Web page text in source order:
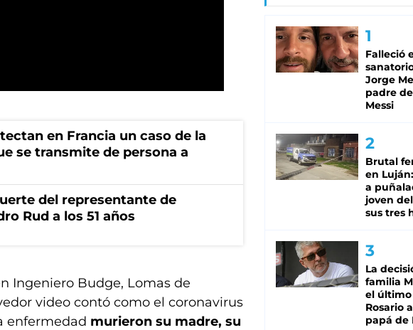
en Francia un caso de la
se transmite de persona a
del representante de
Rud a los 51 años
Ingeniero Budge, Lomas de
video contó como el coronavirus
enfermedad murieron su madre, su
Falleció
Jorge
padre
Messi
Brutal
en
a
joven
sus tres
La
familia
el último
Rosario
papá de